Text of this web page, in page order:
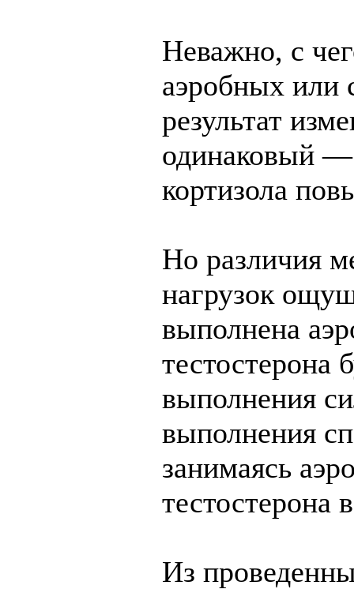
Неважно, с
аэробных или
результат
одинаковый —
кортизола
Но различия
нагрузок
выполнена
тестостерона
выполнения
выполнения
занимаясь
тестостерона
Из